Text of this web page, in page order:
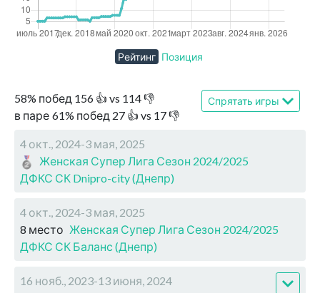
58% побед 156 👍 vs 114👎
в паре 61% побед 27 👍 vs 17👎
Спрятать игры
4 окт., 2024-3 мая, 2025
Женская Супер Лига Сезон 2024/2025
ДФКС СК Dnipro-city (Днепр)
4 окт., 2024-3 мая, 2025
8 место Женская Супер Лига Сезон 2024/2025
ДФКС СК Баланс (Днепр)
16 нояб., 2023-13 июня, 2024
Рейтинг Позиция